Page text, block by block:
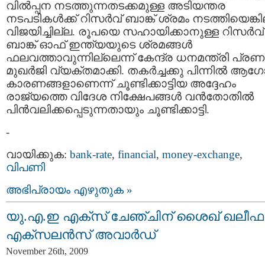
വില്‍പ്പന നടത്തുന്നതടക്കമുള്ള അടിയന്തര
നടപടികള്‍ക്ക് റിസര്‍വ് ബാങ്ക് ശ്രമം
വിജയിച്ചില്ല. രൂപയെ സഹായിക്കാനുള്ള റിസര്‍വ്
ബാങ്ക് ഓഫ് ഇന്ത്യയുടെ ശ്രമങ്ങള്‍
ഫലവത്താവുന്നില്ലെന്ന് കേന്ദ്ര ധനമന്ത്രി
മുഖര്‍ജി വ്യക്തമാക്കി. തകര്‍ച്ചക്കു പിന്നില്‍
കാരണങ്ങളാണെന്ന് ചൂണ്ടിക്കാട്ടിയ അദ്ദേഹം
രാജ്യത്തെ വിദേശ നിക്ഷേപങ്ങള്‍ വന്‍തോതില്‍
പിന്‍വലിക്കപ്പെടുന്നതായും ചൂണ്ടിക്കാട്ടി.
-
വായിക്കുക: bank-rate, financial, money-exchange,
വിപണി
അഭിപ്രായം എഴുതുക »
യു.എ.ഇ എക്സ് ചേഞ്ചിന് ശൈഖ് ഖലീഫ
എക്സലന്‍സ് അവാര്‍ഡ്
November 26th, 2009